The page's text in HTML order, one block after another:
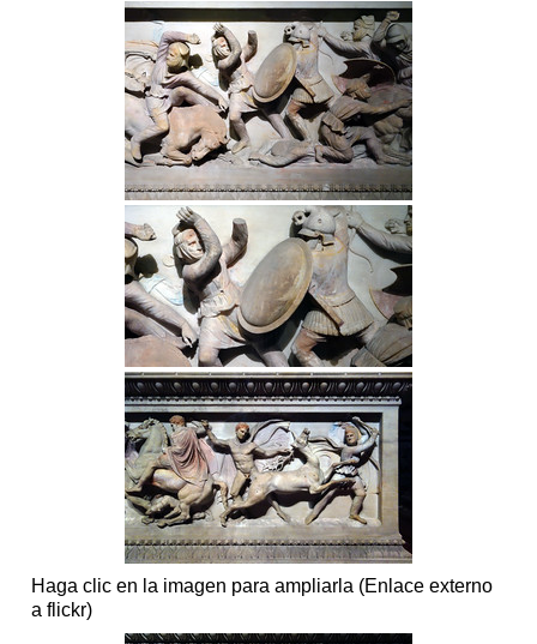
Haga clic en la imagen para ampliarla (Enlace externo
a flickr)